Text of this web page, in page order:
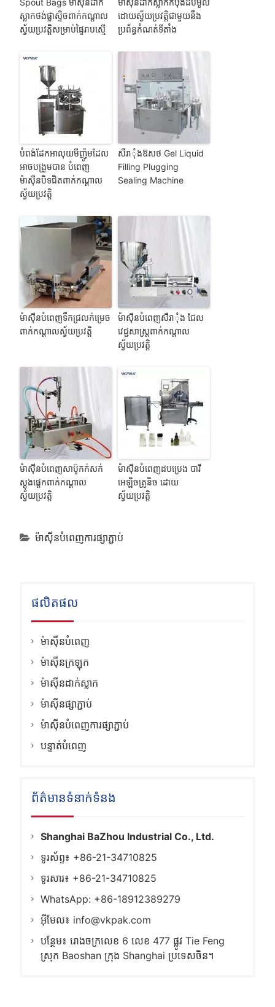
ស្លាកថង់ផ្លាស្ទិចពាក់កណ្តាល
ស្វ័យប្រវត្តិសម្រាប់ផ្ទៃរាបស្មើ
ដោយស្វ័យប្រវត្តិជាមួយនឹង
ប្រព័ន្ធកំណត់ទីតាំង
បំពង់ដែកអាលុយមីញ៉ូមដែល
អាចបង្រួមបាន បំពេញ
ម៉ាស៊ីនបិទជិតពាក់កណ្តាល
ស្វ័យប្រវត្តិ
សឺរាុំងឱសថ Gel Liquid
Filling Plugging
Sealing Machine
ម៉ាស៊ីនបំពេញទឹកជ្រលក់ម្រេច
ពាក់កណ្តាលស្វ័យប្រវត្តិ
ម៉ាស៊ីនបំពេញសឺរាុំង ជែល
វេជ្ជសាស្ត្រពាក់កណ្តាល
ស្វ័យប្រវត្តិ
ម៉ាស៊ីនបំពេញសាប៊ូកក់សក់
ស្តុងផ្តេកពាក់កណ្តាល
ស្វ័យប្រវត្តិ
ម៉ាស៊ីនបំពេញដបប្រេង បារី
អេឡិចត្រូនិច ដោយ
ស្វ័យប្រវត្តិ
ម៉ាស៊ីនបំពេញការផ្សាភ្ជាប់
ផលិតផល
ម៉ាស៊ីនបំពេញ
ម៉ាស៊ីនក្រឡុក
ម៉ាស៊ីនដាក់ស្លាក
ម៉ាស៊ីនផ្សាភ្ជាប់
ម៉ាស៊ីនបំពេញការផ្សាភ្ជាប់
បន្ទាត់បំពេញ
ព័ត៌មានទំនាក់ទំនង
Shanghai BaZhou Industrial Co., Ltd.
ទូរស័ព្ទ៖ +86-21-34710825
ទូរសារ៖ +86-21-34710825
WhatsApp: +86-18912389279
អ៊ីមែល៖ info@vkpak.com
បន្ថែម៖ រោងចក្រលេខ 6 លេខ 477 ផ្លូវ Tie Feng
ស្រុក Baoshan ក្រុង Shanghai ប្រទេសចិន។